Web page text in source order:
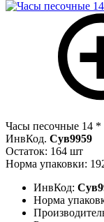
Часы песочные 14 *
ИнвКод. Сув9959
Остаток: 164 шт
Норма упаковки:
ИнвКод:
Норма